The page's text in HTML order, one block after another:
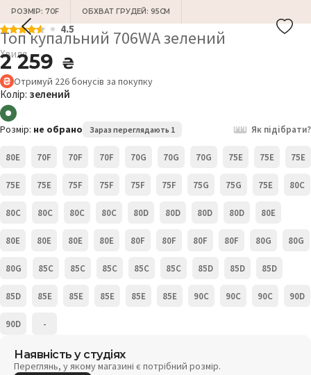
РОЗМІР: 70F ОБХВАТ ГРУДЕЙ: 95СМ
4.5
Топ купальний 706WA зелений
Хвиля
2 259 ₴
Отримуй 226бонусів за покупку
Колір: зелений
Розмір: не обрано Зараз переглядають 1 Як підібрати?
80E 70F 70F 70F 70G 70G 70G 75E 75E 75E
75E 75E 75F 75F 75F 75F 75G 75G 75Е 80C
80C 80C 80C 80C 80D 80D 80D 80D 80E
80E 80E 80E 80E 80F 80F 80F 80F 80G 80G
80G 85C 85C 85C 85C 85C 85D 85D 85D
85D 85E 85E 85E 85E 85Е 90C 90C 90C 90D
90D -
Наявність у студіях
Переглянь, у якому магазині є потрібний розмір.